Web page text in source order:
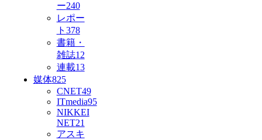
ー240
レポー
ト 378
書籍・
雑誌12
連載13
媒体825
CNET49
ITmedia95
NIKKEI
NET21
アスキ